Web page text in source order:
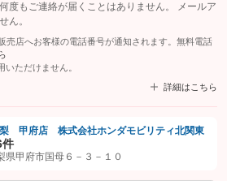
度もご連絡が届くことはありません。 メールア
ん。
売店へお客様の電話番号が通知されます。無料電話
いただけません。
詳細はこちら
トを友だち追加してから「許可する」ボタンを押
甲府店 株式会社ホンダモビリティ北関東
件
県甲府市国母６－３－１０